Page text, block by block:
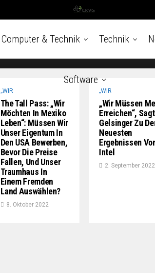
Computer & Technik Technik
Software
was insbesondere bei Haushalten mit
Spannungen führte. Der entsprechende
„WIR
The Tall Pass: „Wir
Möchten In Mexiko
Leben“: Müssen Wir
Unser Eigentum In
Den USA Bewerben,
Bevor Die Preise
Fallen, Und Unser
Traumhaus In
Einem Fremden
Land Auswählen?
8. Oktober 2022
„WIR
„Wir Müssen
Erreichen“, Sagt
Gelsinger Zu
Neuesten
Ergebnissen
Intel
2. September 2022